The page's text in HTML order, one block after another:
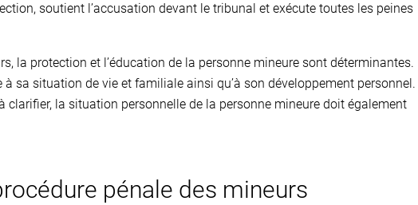
soutient l’accusation devant le tribunal et exécute toutes les peines
la protection et l’éducation de la personne mineure sont déterminantes.
sa situation de vie et familiale ainsi qu’à son développement personnel.
clarifier, la situation personnelle de la personne mineure doit également
pénale des mineurs